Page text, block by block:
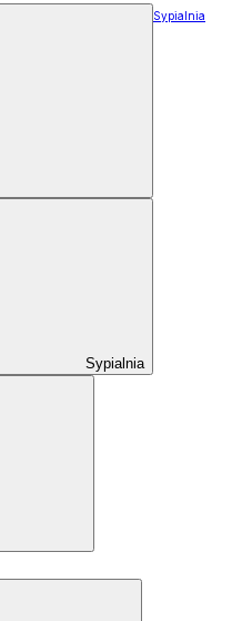
Sypialnia
Sypialnia